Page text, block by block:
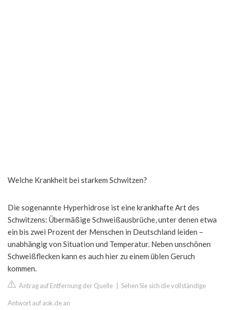
Welche Krankheit bei starkem Schwitzen?
Die sogenannte Hyperhidrose ist eine krankhafte Art des
Schwitzens: Übermäßige Schweißausbrüche, unter denen etwa
ein bis zwei Prozent der Menschen in Deutschland leiden –
unabhängig von Situation und Temperatur. Neben unschönen
Schweißflecken kann es auch hier zu einem üblen Geruch
kommen.
Antrag auf Entfernung der Quelle Sehen Sie sich die vollständige
Antwort auf aok.de an